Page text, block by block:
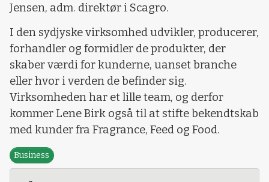
Jensen, adm. direktør i Scagro.
I den sydjyske virksomhed udvikler, producerer,
forhandler og formidler de produkter, der
skaber værdi for kunderne, uanset branche
eller hvor i verden de befinder sig.
Virksomheden har et lille team, og derfor
kommer Lene Birk også til at stifte bekendtskab
med kunder fra Fragrance, Feed og Food.
Business